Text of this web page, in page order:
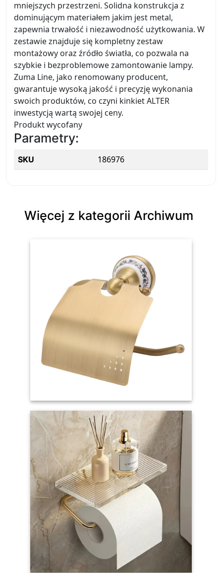
mniejszych przestrzeni. Solidna konstrukcja z
dominującym materiałem jakim jest metal,
zapewnia trwałość i niezawodność użytkowania. W
zestawie znajduje się kompletny zestaw
montażowy oraz źródło światła, co pozwala na
szybkie i bezproblemowe zamontowanie lampy.
Zuma Line, jako renomowany producent,
gwarantuje wysoką jakość i precyzję wykonania
swoich produktów, co czyni kinkiet ALTER
inwestycją wartą swojej ceny.
Produkt wycofany
Parametry:
SKU 186976
Więcej z kategorii Archiwum